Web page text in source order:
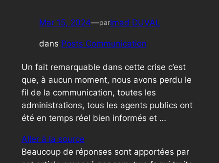
Mar 15, 2024—parImad DUVAL
dans Posts Communication
Un fait remarquable dans cette crise c’est
que, à aucun moment, nous avons perdu le
fil de la communication, toutes les
administrations, tous les agents publics ont
été en temps réel bien informés et …
Aller à la source
Beaucoup de réponses sont apportées par